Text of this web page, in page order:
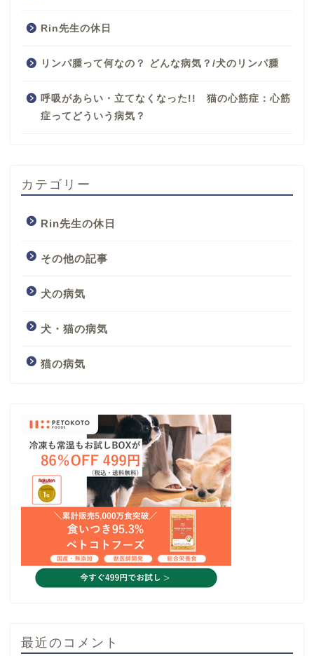
Rin先生の休日
リンパ腫って何なの？ どんな病気？/犬のリンパ腫
呼吸があらい・立てなくなった!! 猫の心筋症：心筋
症ってどういう病気？
カテゴリー
Rin先生の休日
その他の記事
犬の病気
犬・猫の病気
猫の病気
最近のコメント